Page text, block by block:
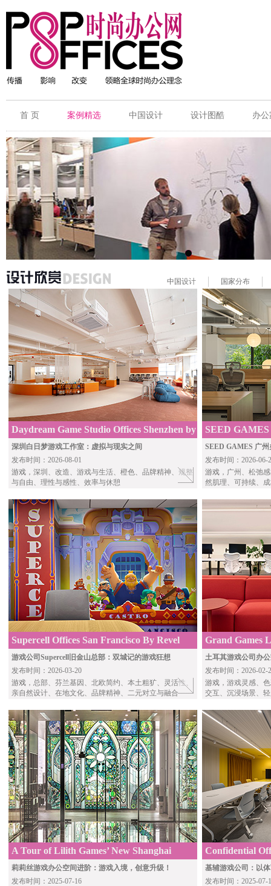
首 页 案例精选 中国设计 设计图酷 办
中国设计 国家分布
Daydream Game Studio Offices Shenzhen by
YusHouse
深圳白日梦游戏工作室：虚拟与现实之间
发布时间：2026-08-01
游戏 ，深圳、改造、游戏与生活、橙色、品牌精神、规整
与自由、理性与感性、效率与休憩
SEED
Studio
SEED GAMES 广
发布时间：2026-06-
游戏 ，广州、松弛
然肌理、可持续、
Supercell Offices San Francisco By Revel
Architecture & Design
游戏公司Supercell旧金山总部：双城记的游戏狂想
发布时间：2026-03-20
游戏 ，总部、芬兰基因、北欧简约、本土粗犷、灵活性、
亲自然设计、在地文化、品牌精神、二元对立与融合
Grand Games
Ulku Architects
土耳其游戏公司办
发布时间：2026-02-
游戏 ，游戏灵感、
交互、沉浸场景、
A Tour of Lilith Games’ New Shanghai
Office
莉莉丝游戏办公空间进阶：游戏入境，创意升级！
发布时间：2025-07-16
Confidential
Architects
基辅游戏公司：以
发布时间：2025-07-